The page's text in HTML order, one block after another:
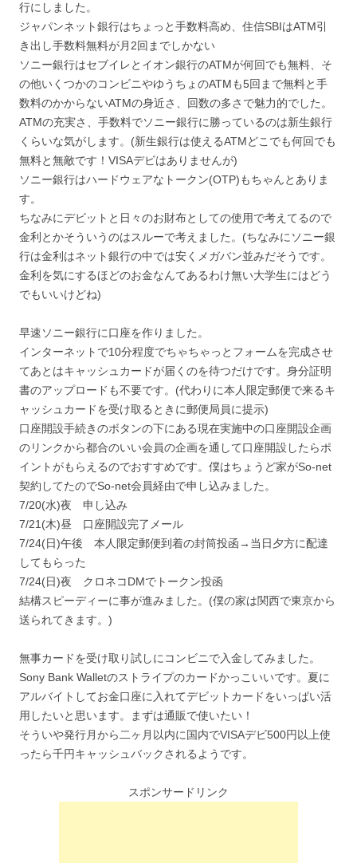
行にしました。
ジャパンネット銀行はちょっと手数料高め、住信SBIはATM引
き出し手数料無料が月2回までしかない
ソニー銀行はセブイレとイオン銀行のATMが何回でも無料、そ
の他いくつかのコンビニやゆうちょのATMも5回まで無料と手
数料のかからないATMの身近さ、回数の多さで魅力的でした。
ATMの充実さ、手数料でソニー銀行に勝っているのは新生銀行
くらいな気がします。(新生銀行は使えるATMどこでも何回でも
無料と無敵です！VISAデビはありませんが)
ソニー銀行はハードウェアなトークン(OTP)もちゃんとありま
す。
ちなみにデビットと日々のお財布としての使用で考えてるので
金利とかそういうのはスルーで考えました。(ちなみにソニー銀
行は金利はネット銀行の中では安くメガバン並みだそうです。
金利を気にするほどのお金なんてあるわけ無い大学生にはどう
でもいいけどね)
早速ソニー銀行に口座を作りました。
インターネットで10分程度でちゃちゃっとフォームを完成させ
てあとはキャッシュカードが届くのを待つだけです。身分証明
書のアップロードも不要です。(代わりに本人限定郵便で来るキ
ャッシュカードを受け取るときに郵便局員に提示)
口座開設手続きのボタンの下にある現在実施中の口座開設企画
のリンクから都合のいい会員の企画を通して口座開設したらポ
イントがもらえるのでおすすめです。僕はちょうど家がSo-net
契約してたのでSo-net会員経由で申し込みました。
7/20(水)夜 申し込み
7/21(木)昼 口座開設完了メール
7/24(日)午後 本人限定郵便到着の封筒投函→当日夕方に配達
してもらった
7/24(日)夜 クロネコDMでトークン投函
結構スピーディーに事が進みました。(僕の家は関西で東京から
送られてきます。)
無事カードを受け取り試しにコンビニで入金してみました。
Sony Bank Walletのストライプのカードかっこいいです。夏に
アルバイトしてお金口座に入れてデビットカードをいっぱい活
用したいと思います。まずは通販で使いたい！
そういや発行月から二ヶ月以内に国内でVISAデビ500円以上使
ったら千円キャッシュバックされるようです。
スポンサードリンク